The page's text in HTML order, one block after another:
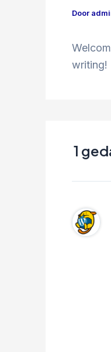
Door
writing!
1